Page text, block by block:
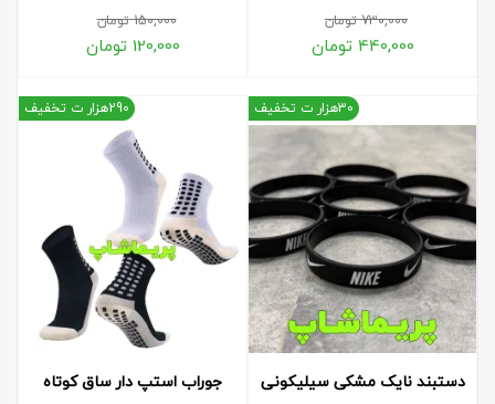
730,000تومان
440,000 تومان
150,000تومان
120,000 تومان
دستبند نایک مشکی سیلیکونی
30هزار ت تخفیف
جوراب استپ دار ساق کوتاه
290هزار ت تخفیف